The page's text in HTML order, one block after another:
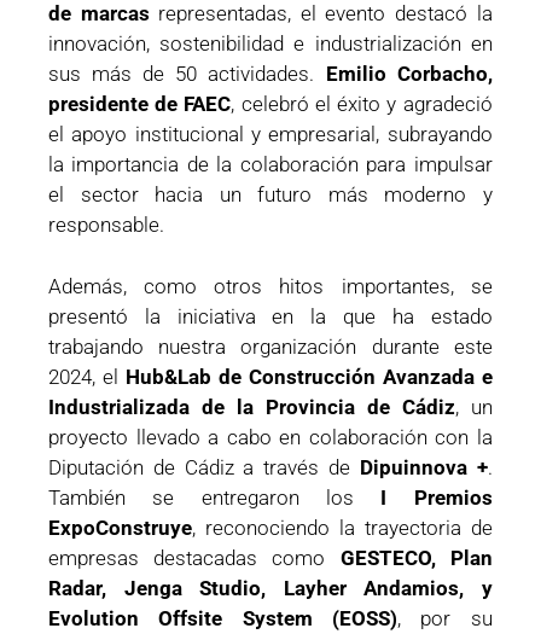
de marcas representadas, el evento destacó la
innovación, sostenibilidad e industrialización en
sus más de 50 actividades. Emilio Corbacho,
presidente de FAEC, celebró el éxito y agradeció
el apoyo institucional y empresarial, subrayando
la importancia de la colaboración para impulsar
el sector hacia un futuro más moderno y
responsable.
Además, como otros hitos importantes, se
presentó la iniciativa en la que ha estado
trabajando nuestra organización durante este
2024, el Hub&Lab de Construcción Avanzada e
Industrializada de la Provincia de Cádiz, un
proyecto llevado a cabo en colaboración con la
Diputación de Cádiz a través de Dipuinnova +.
También se entregaron los I Premios
ExpoConstruye, reconociendo la trayectoria de
empresas destacadas como GESTECO, Plan
Radar, Jenga Studio, Layher Andamios, y
Evolution Offsite System (EOSS), por su